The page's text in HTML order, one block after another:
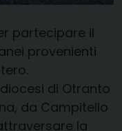
partecipare il
provenienti
di Otranto
da Campitello
la